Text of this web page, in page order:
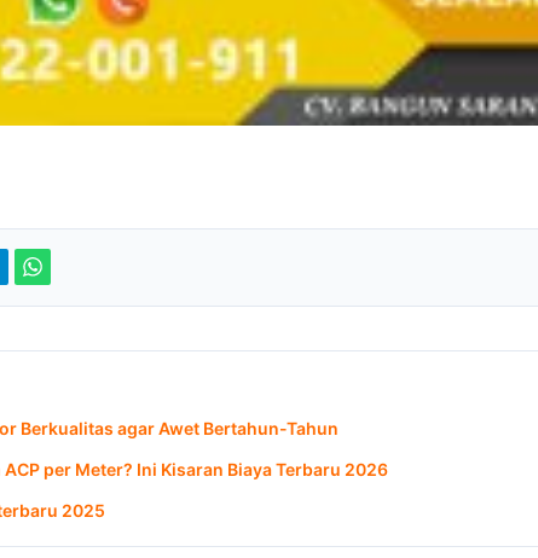
Berkualitas agar Awet Bertahun-Tahun
per Meter? Ini Kisaran Biaya Terbaru 2026
2025